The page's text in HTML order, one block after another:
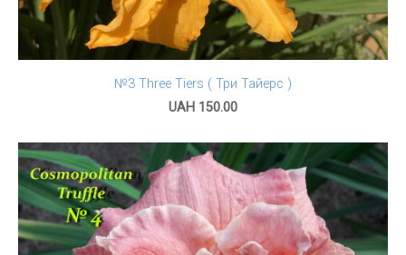
№3 Three Tiers ( Три Тайерс )
UAH 150.00